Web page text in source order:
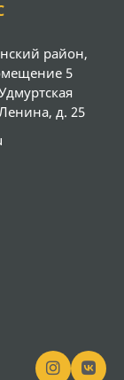
район,
5
д. 25